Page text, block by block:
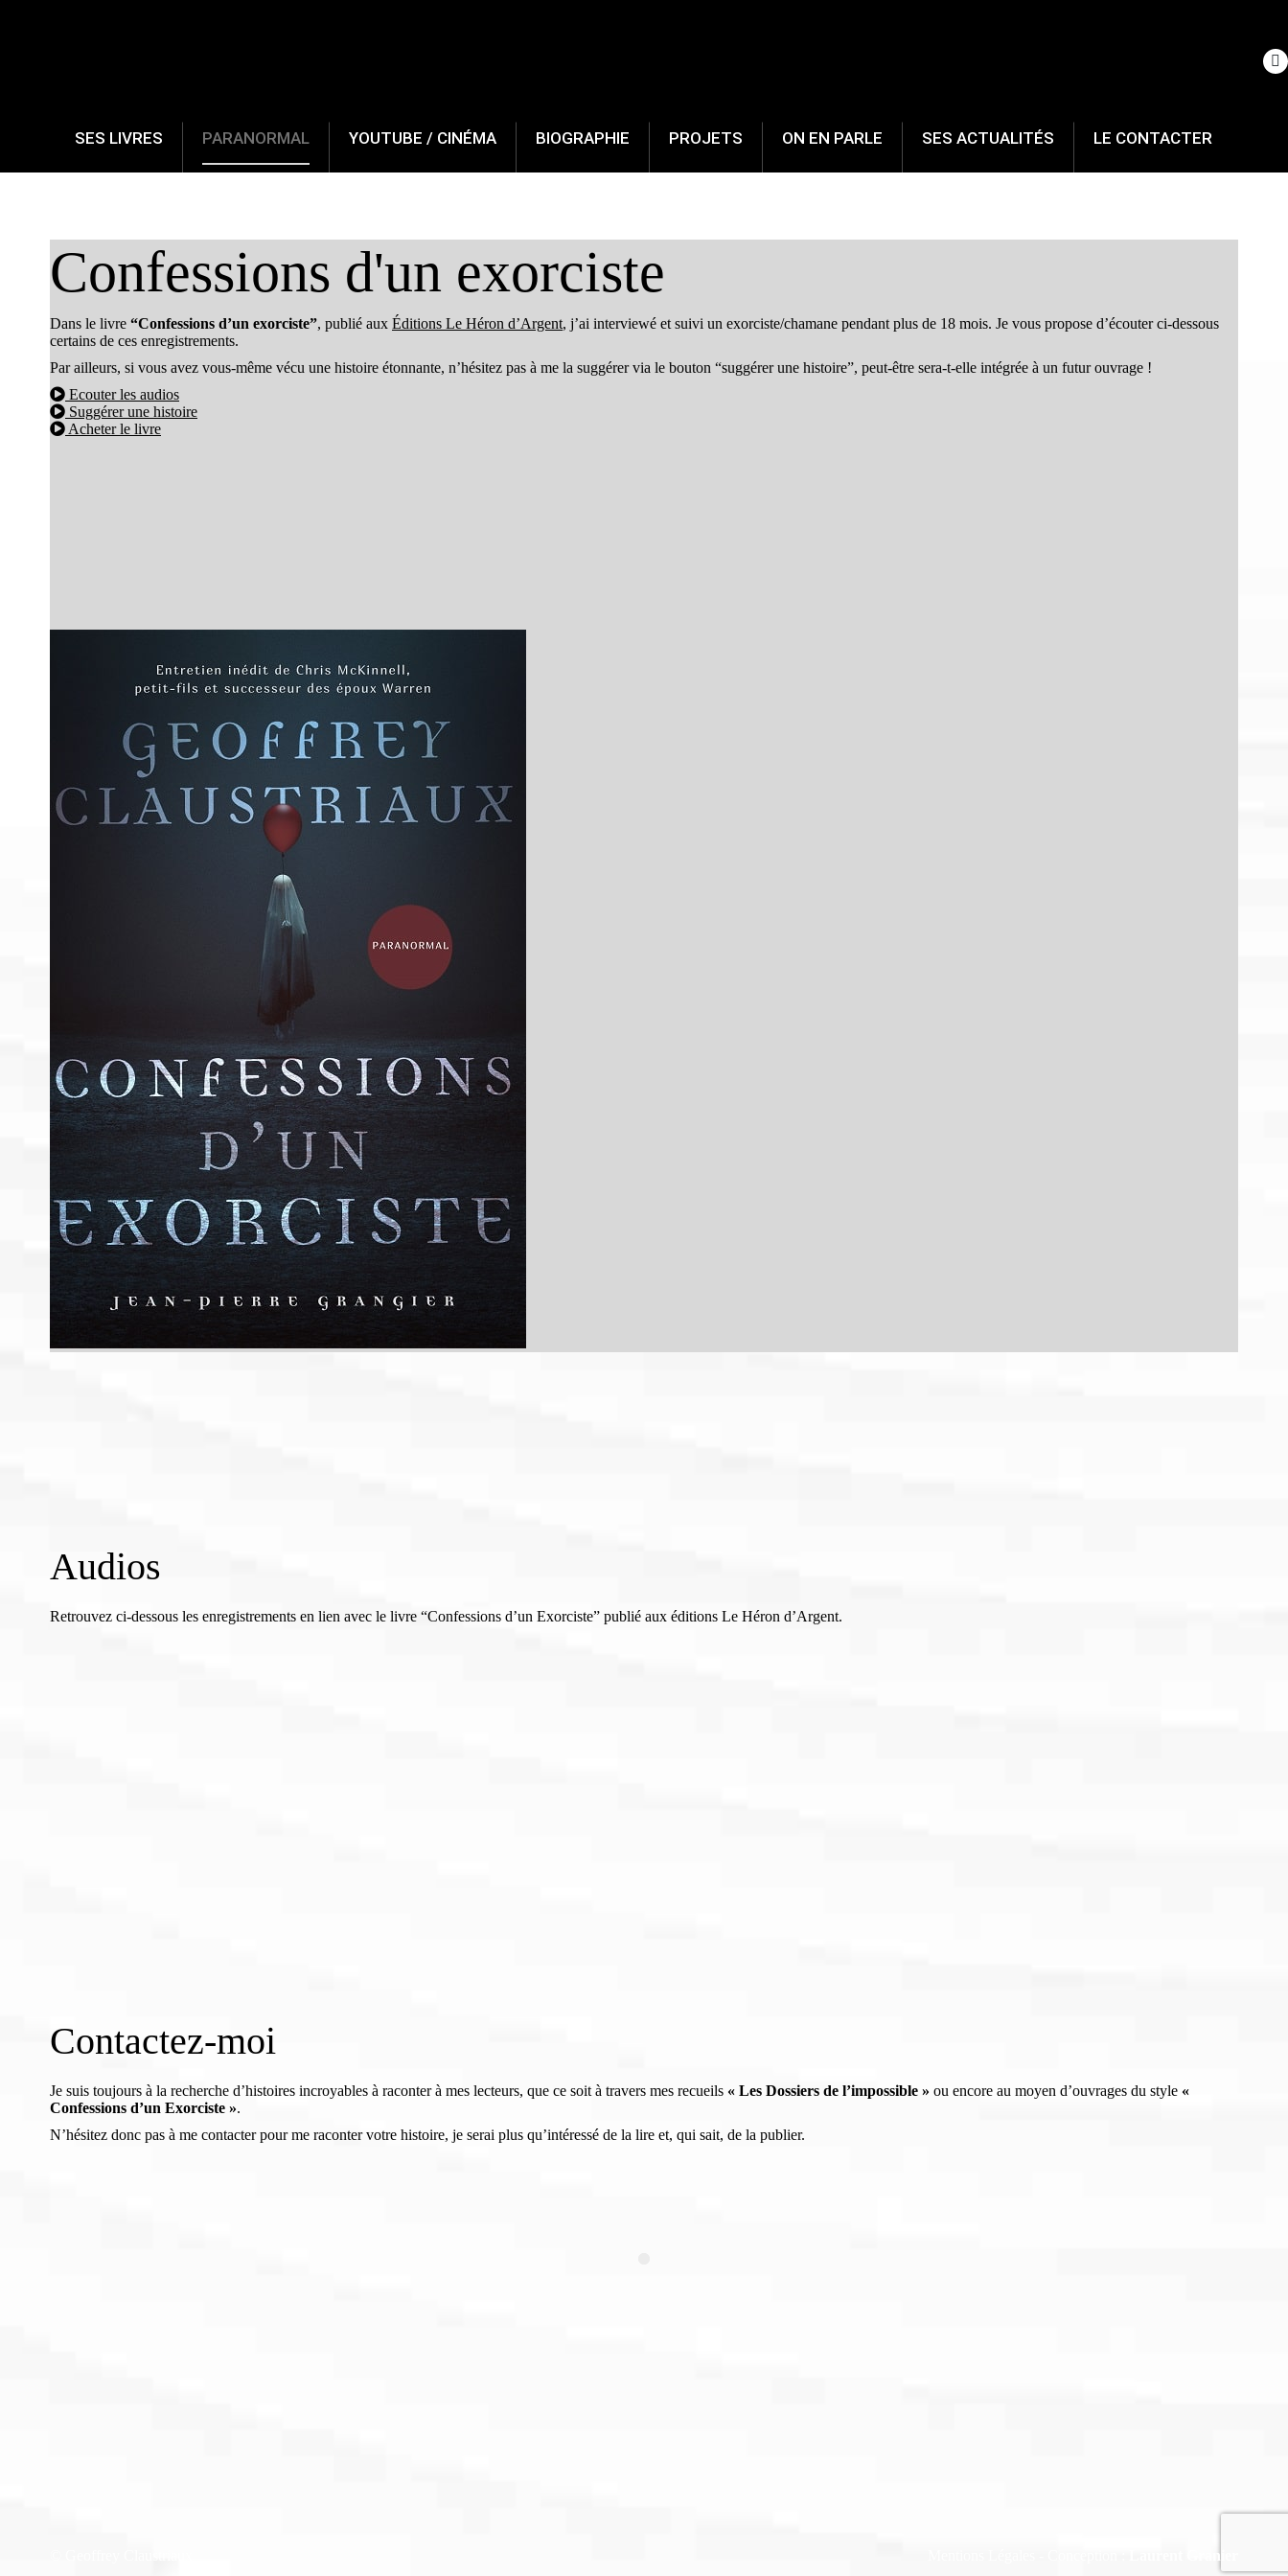
SES LIVRES PARANORMAL YOUTUBE / CINÉMA BIOGRAPHIE PROJETS ON EN PARLE SES ACTUALITÉS LE CONTACTER
Confessions d'un exorciste
Dans le livre “Confessions d’un exorciste”, publié aux Éditions Le Héron d’Argent, j’ai interviewé et suivi un exorciste/chamane pendant plus de 18 mois. Je vous propose d’écouter ci-dessous
certains de ces enregistrements.
Par ailleurs, si vous avez vous-même vécu une histoire étonnante, n’hésitez pas à me la suggérer via le bouton “suggérer une histoire”, peut-être sera-t-elle intégrée à un futur ouvrage !
Ecouter les audios
Suggérer une histoire
Acheter le livre
Audios
Retrouvez ci-dessous les enregistrements en lien avec le livre “Confessions d’un Exorciste” publié aux éditions Le Héron d’Argent.
Contactez-moi
Je suis toujours à la recherche d’histoires incroyables à raconter à mes lecteurs, que ce soit à travers mes recueils « Les Dossiers de l’impossible » ou encore au moyen d’ouvrages du style «
Confessions d’un Exorciste ».
N’hésitez donc pas à me contacter pour me raconter votre histoire, je serai plus qu’intéressé de la lire et, qui sait, de la publier.
Laurent Granier